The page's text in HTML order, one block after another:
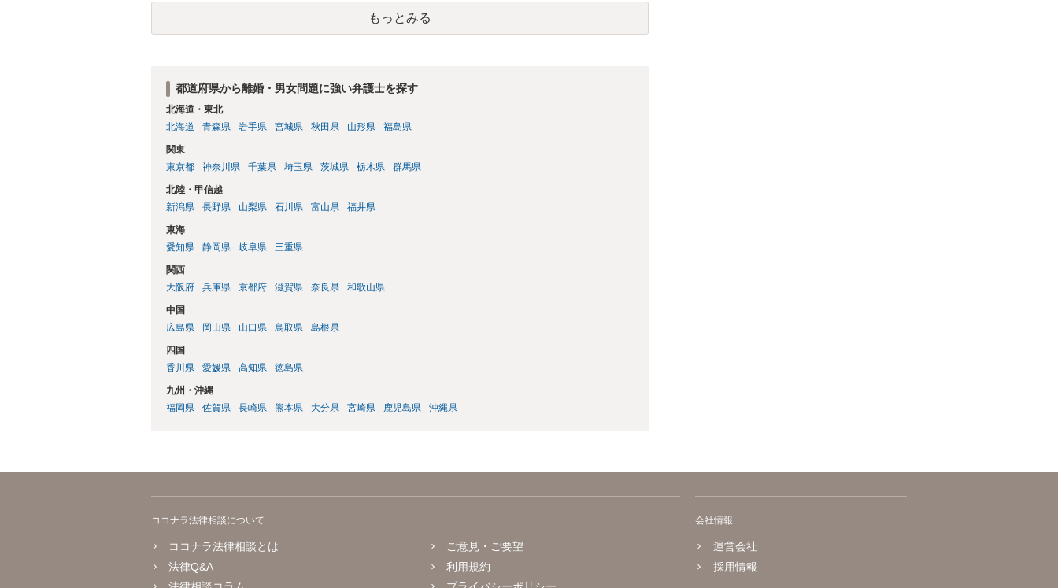
ご参考まで。
もっとみる
都道府県から離婚・男女問題に強い弁護士を探す
北海道・東北
北海道
青森県 岩手県 宮城県 秋田県 山形県 福島県
関東
東京都
神奈川県 千葉県 埼玉県 茨城県 栃木県 群馬県
北陸・甲信越
新潟県
長野県 山梨県 石川県 富山県 福井県
東海
愛知県
静岡県 岐阜県 三重県
関西
大阪府
兵庫県 京都府 滋賀県 奈良県 和歌山県
中国
広島県
岡山県 山口県 鳥取県 島根県
四国
香川県
愛媛県 高知県 徳島県
九州・沖縄
福岡県
佐賀県 長崎県 熊本県 大分県 宮崎県 鹿児島県 沖縄県
ココナラ法律相談について
ココナラ法律相談とは
法律Q&A
ご意見・ご要望
利用規約
会社情報
運営会社
採用情報